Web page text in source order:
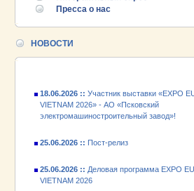
Пресса о нас
НОВОСТИ
VIETNAM 2026
24.06.2026 ::Открытие VII Международной
промышленной выставки «EXPO EURASIA
VIETNAM 2026» - АО «Псковский
электромашиностроительный завод»!
VIETNAM 2026